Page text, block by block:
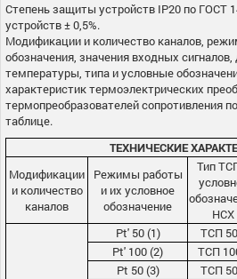
Степень защиты устройств ІР20 по ГОСТ
устройств ± 0,5%.
Модификации и количество каналов,
обозначения, значения входных
температуры, типа и условные
характеристик термоэлектрических
термопреобразователей сопротивления
таблице.
ТЕХНИЧЕСКИЕ
Модификации
и количество
каналов
Режимы работы
и их условное
обозначение
Тип
НСХ
Pt' 50 (1) ТСП
Pt' 100 (2) ТСП
Pt 50 (3)
ТСП